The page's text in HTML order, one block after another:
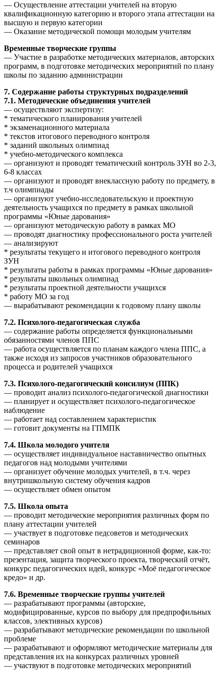
— Осуществление аттестации учителей на вторую
квалификационную категорию и второго этапа аттестации на
высшую и первую категории
— Оказание методической помощи молодым учителям
Временные творческие группы
— Участие в разработке методических материалов, авторских
программ, в подготовке методических мероприятий по плану
школы по заданию администрации
7. Содержание работы структурных подразделений
7.1. Методические объединения учителей
— осуществляют экспертизу:
* тематического планирования учителей
* экзаменационного материала
* текстов итогового переводного контроля
* заданий школьных олимпиад
* учебно-методического комплекса
— организуют и проводят тематический контроль ЗУН во 2-3,
6-8 классах
— организуют и проводят внеклассную работу по предмету, в
т.ч олимпиады
— организуют учебно-исследовательскую и проектную
деятельность учащихся по предмету в рамках школьной
программы «Юные дарования»
— организуют методическую работу в рамках МО
— проводят диагностику профессионального роста учителей
— анализируют
* результаты текущего и итогового переводного контроля
ЗУН
* результаты работы в рамках программы «Юные дарования»
* результаты школьных олимпиад
* результаты проектной деятельности учащихся
* работу МО за год
— вырабатывают рекомендации к годовому плану школы
7.2. Психолого-педагогическая служба
— содержание работы определяется функциональными
обязанностями членов ППС
— работа осуществляется по планам каждого члена ППС, а
также исходя из запросов участников образовательного
процесса и родителей учащихся
7.3. Психолого-педагогический консилиум (ППК)
— проводит анализ психолого-педагогической диагностики
— планирует и осуществляет психолого-педагогическое
наблюдение
— работает над составлением характеристик
— готовит документы на ГПМПК
7.4. Школа молодого учителя
— осуществляет индивидуальное наставничество опытных
педагогов над молодыми учителями
— организует обучение молодых учителей, в т.ч. через
внутришкольную систему обучения кадров
— осуществляет обмен опытом
7.5. Школа опыта
— проводит методические мероприятия различных форм по
плану аттестации учителей
— участвует в подготовке педсоветов и методических
семинаров
— представляет свой опыт в нетрадиционной форме, как-то:
презентация, защита творческого проекта, творческий отчёт,
конкурс педагогических идей, конкурс «Моё педагогическое
кредо» и др.
7.6. Временные творческие группы учителей
— разрабатывают программы (авторские,
модифицированные, курсов по выбору для предпрофильных
классов, элективных курсов)
— разрабатывают методические рекомендации по школьной
проблеме
— разрабатывают и оформляют методические материалы для
представления их на конкурсах различных уровней
— участвуют в подготовке методических мероприятий